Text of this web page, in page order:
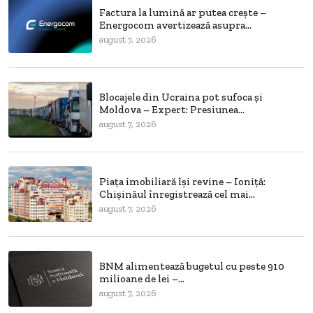
Factura la lumină ar putea crește –
Energocom avertizează asupra...
august 7, 2026
Blocajele din Ucraina pot sufoca și
Moldova – Expert: Presiunea...
august 7, 2026
Piața imobiliară își revine – Ioniță:
Chișinăul înregistrează cel mai...
august 7, 2026
BNM alimentează bugetul cu peste 910
milioane de lei –...
august 7, 2026